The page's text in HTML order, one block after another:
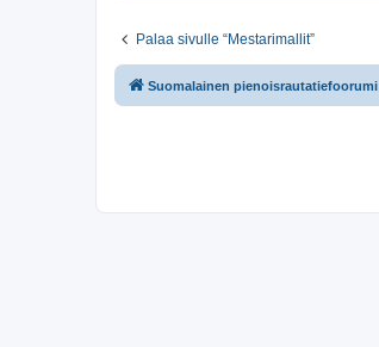
Palaa sivulle “Mestarimallit”
Suomalainen pienoisrautatiefoorumi